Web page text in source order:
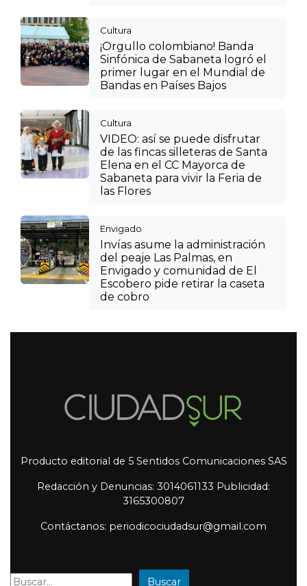
Cultura
¡Orgullo colombiano! Banda
Sinfónica de Sabaneta logró el
primer lugar en el Mundial de
Bandas en Países Bajos
Cultura
VIDEO: así se puede disfrutar
de las fincas silleteras de Santa
Elena en el CC Mayorca de
Sabaneta para vivir la Feria de
las Flores
Envigado
Invías asume la administración
del peaje Las Palmas, en
Envigado y comunidad de El
Escobero pide retirar la caseta
de cobro
Producto editorial de 5 Sentidos Comunicaciones SAS
Redacción y Denuncias: 3014061133 Publicidad:
3165300807
Contáctanos: periodicociudadsur@gmail.com
Buscar